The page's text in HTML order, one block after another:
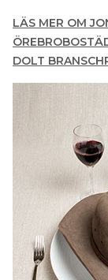
LÄS MER OM
DOLT